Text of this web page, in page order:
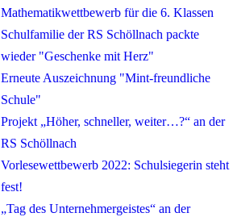
Mathematikwettbewerb für die 6. Klassen
Schulfamilie der RS Schöllnach packte
wieder "Geschenke mit Herz"
Erneute Auszeichnung "Mint-freundliche
Schule"
Projekt „Höher, schneller, weiter…?“ an der
RS Schöllnach
Vorlesewettbewerb 2022: Schulsiegerin steht
fest!
„Tag des Unternehmergeistes“ an der